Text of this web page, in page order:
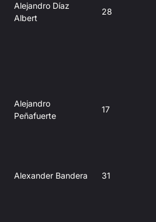
Alejandro Díaz
Albert
28
Alejandro
Peñafuerte
17
Alexander Bandera 31